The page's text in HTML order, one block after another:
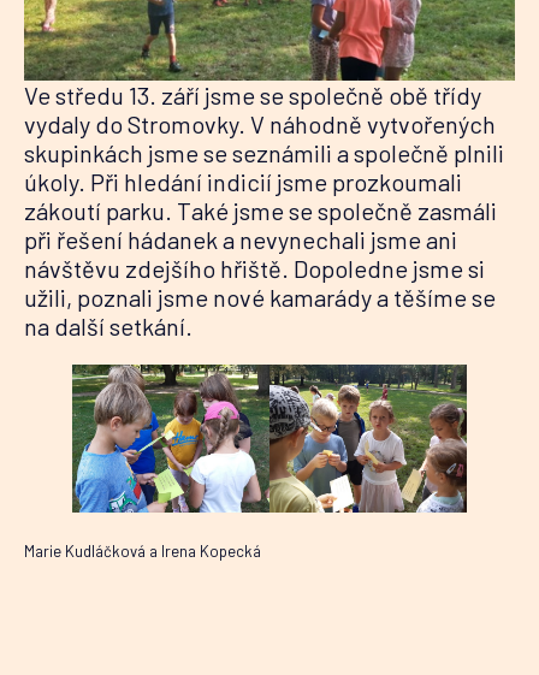
Ve středu 13. září jsme se společně obě třídy
vydaly do Stromovky. V náhodně vytvořených
skupinkách jsme se seznámili a společně plnili
úkoly. Při hledání indicií jsme prozkoumali
zákoutí parku. Také jsme se společně zasmáli
při řešení hádanek a nevynechali jsme ani
návštěvu zdejšího hřiště. Dopoledne jsme si
užili, poznali jsme nové kamarády a těšíme se
na další setkání.
Marie Kudláčková a Irena Kopecká